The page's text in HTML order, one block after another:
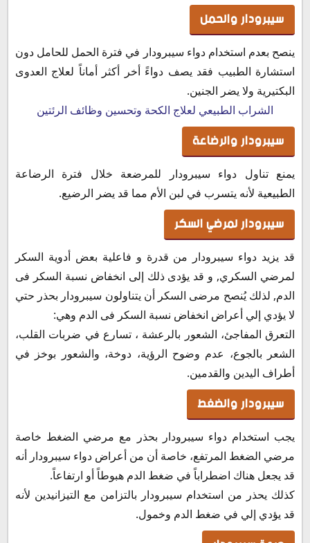
سيبرودار والحمل
ينصح بعدم استخدام دواء سيبرودار في فترة الحمل للحامل دون
استشارة الطبيب فقد يصف دواءً أخر أكثر أماناً لعلاج العدوى
البكتيرية ولا يضر الجنين.
الشراب الطبيعي لعلاج الكحة وتحسين وظائف الرئتين
سيبرودار والرضاعة
يمنع تناول دواء سيبرودار للمرضعة خلال فترة الرضاعة
الطبيعية لأنه يتسرب في لبن الأم مما قد يضر الرضيع.
سيبرودار لمرضي السكر
قد يزيد دواء سيبرودار من قدرة و فاعلية بعض أدوية السكر
لمرضي السكري, و قد يؤدى ذلك إلى انخفاض نسبة السكر فى
الدم, لذلك يُنصح مرضى السكر أن يتناولون سيبرودار بحذر حتي
لا يؤدي إلي أعراض انخفاض نسبة السكر فى الدم وهي:
التعرق المفاجئ، الشعور بالرعشة ، تسارع في ضربات القلب،
الشعر بالجوع، عدم وضوح الرؤية، دوخة، والشعور بوخز في
أطراف اليدين والقدمين.
سيبرودار والضغط
يجب استخدام دواء سيبرودار بحذر مع مرضي الضغط خاصة
مرضي الضغط المرتفع، خاصة أن من أعراض دواء سيبرودار أنه
قد يجعل هناك اضطراباً في ضغط الدم هبوطاً أو ارتفاعاً.
كذلك يحذر من استخدام سيبرودار بالتزامن مع التيزانيدين لأنه
قد يؤدي إلي في ضغط الدم وخمول.